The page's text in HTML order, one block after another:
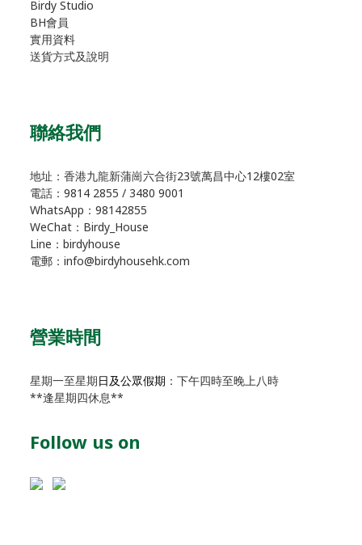
Birdy Studio
BH會員
實用資料
送貨方式及說明
聯絡我們
地址：香港九龍新蒲崗六合街23號萬昌中心12樓02室
電話：9814 2855 / 3480 9001
WhatsApp：98142855
WeChat：Birdy_House
Line：birdyhouse
電郵：info@birdyhousehk.com
營業時間
星期一至星期日及公眾假期 ：下午四時至晚上八時
**逢星期四休息**
Follow us on